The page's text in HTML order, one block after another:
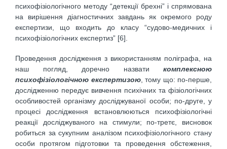
психофізіологічного методу “детекції брехні” і спрямована
на вирішення діагностичних завдань як окремого роду
експертизи, що входить до класу “судово-медичних і
психофізіологічних експертиз” [6].
Проведення дослідження з використанням поліграфа, на
наш погляд, доречно назвати комплексною
психофізіологічною експертизою, тому що: по-перше,
дослідженню передує вивчення психічних та фізіологічних
особливостей організму досліджуваної особи; по-друге, у
процесі дослідження встановлюються психофізіологічні
реакції досліджуваного на стимули; по-третє, висновок
робиться за сукупним аналізом психофізіологічного стану
особи протягом підготовки та проведення обстеження,